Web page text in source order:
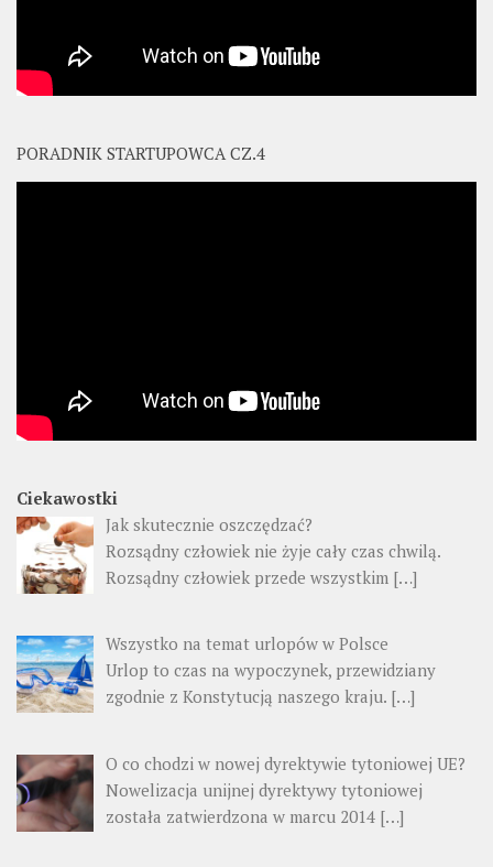
PORADNIK STARTUPOWCA CZ.4
Ciekawostki
Jak skutecznie oszczędzać?
Rozsądny człowiek nie żyje cały czas chwilą.
Rozsądny człowiek przede wszystkim […]
Wszystko na temat urlopów w Polsce
Urlop to czas na wypoczynek, przewidziany
zgodnie z Konstytucją naszego kraju. […]
O co chodzi w nowej dyrektywie tytoniowej UE?
Nowelizacja unijnej dyrektywy tytoniowej
została zatwierdzona w marcu 2014 […]